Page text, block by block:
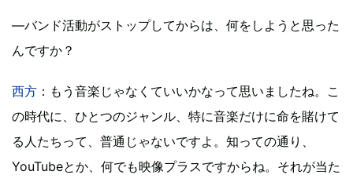
―バンド活動がストップしてからは、何をしようと思った
んですか？
西方 ：もう音楽じゃなくていいかなって思いましたね。こ
の時代に、ひとつのジャンル、特に音楽だけに命を賭けて
る人たちって、普通じゃないですよ。知っての通り、
YouTubeとか、何でも映像プラスですからね。それが当た